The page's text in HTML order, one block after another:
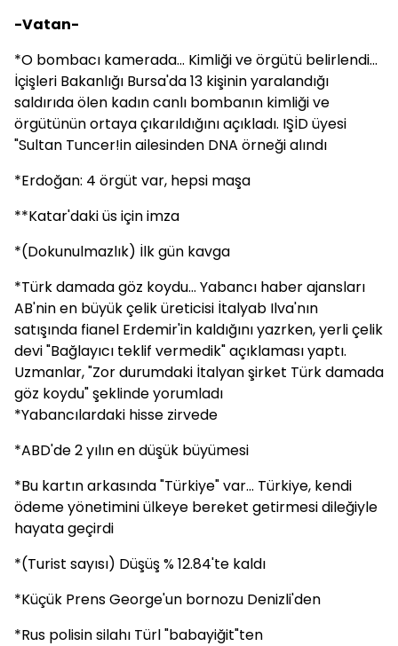
-Vatan-
*O bombacı kamerada... Kimliği ve örgütü belirlendi...
İçişleri Bakanlığı Bursa'da 13 kişinin yaralandığı
saldırıda ölen kadın canlı bombanın kimliği ve
örgütünün ortaya çıkarıldığını açıkladı. IŞİD üyesi
"Sultan Tuncer!in ailesinden DNA örneği alındı
*Erdoğan: 4 örgüt var, hepsi maşa
**Katar'daki üs için imza
*(Dokunulmazlık) İlk gün kavga
*Türk damada göz koydu... Yabancı haber ajansları
AB'nin en büyük çelik üreticisi İtalyab Ilva'nın
satışında fianel Erdemir'in kaldığını yazrken, yerli çelik
devi "Bağlayıcı teklif vermedik" açıklaması yaptı.
Uzmanlar, "Zor durumdaki İtalyan şirket Türk damada
göz koydu" şeklinde yorumladı
*Yabancılardaki hisse zirvede
*ABD'de 2 yılın en düşük büyümesi
*Bu kartın arkasında "Türkiye" var... Türkiye, kendi
ödeme yönetimini ülkeye bereket getirmesi dileğiyle
hayata geçirdi
*(Turist sayısı) Düşüş % 12.84'te kaldı
*Küçük Prens George'un bornozu Denizli'den
*Rus polisin silahı Türl "babayiğit"ten